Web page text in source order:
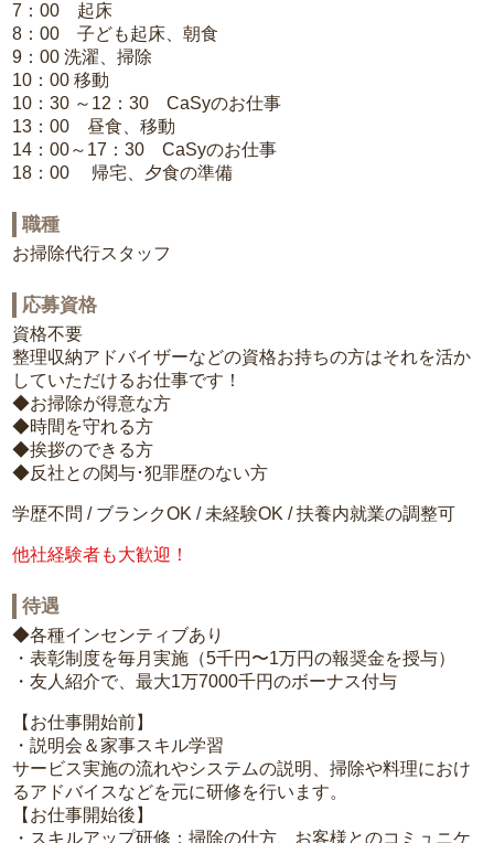
7：00 起床
8：00 子ども起床、朝食
9：00 洗濯、掃除
10：00 移動
10：30 ～12：30 CaSyのお仕事
13：00 昼食、移動
14：00～17：30 CaSyのお仕事
18：00 帰宅、夕食の準備
職種
お掃除代行スタッフ
応募資格
資格不要
整理収納アドバイザーなどの資格お持ちの方はそれを活か
していただけるお仕事です！
◆お掃除が得意な方
◆時間を守れる方
◆挨拶のできる方
◆反社との関与･犯罪歴のない方
学歴不問 / ブランクOK / 未経験OK / 扶養内就業の調整可
他社経験者も大歓迎！
待遇
◆各種インセンティブあり
・表彰制度を毎月実施（5千円〜1万円の報奨金を授与）
・友人紹介で、最大1万7000千円のボーナス付与
【お仕事開始前】
・説明会＆家事スキル学習
サービス実施の流れやシステムの説明、掃除や料理におけ
るアドバイスなどを元に研修を行います。
【お仕事開始後】
・スキルアップ研修：掃除の仕方、お客様とのコミュニケ